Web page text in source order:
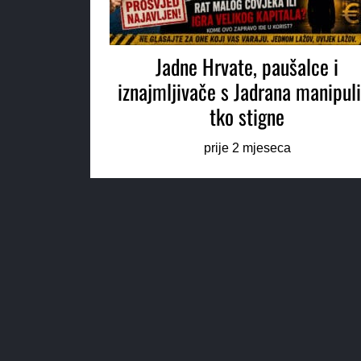
Jadne Hrvate, paušalce i
iznajmljivače s Jadrana
tko stigne
prije 2 mjeseca